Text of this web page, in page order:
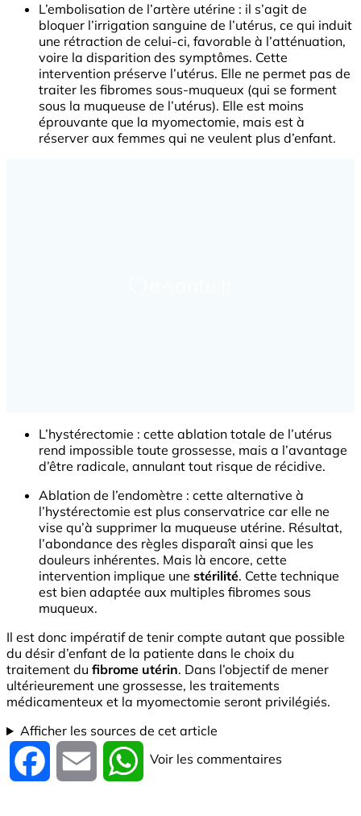
L’embolisation de l’artère utérine : il s’agit de
bloquer l’irrigation sanguine de l’utérus, ce qui induit
une rétraction de celui-ci, favorable à l’atténuation,
voire la disparition des symptômes. Cette
intervention préserve l’utérus. Elle ne permet pas de
traiter les fibromes sous-muqueux (qui se forment
sous la muqueuse de l’utérus). Elle est moins
éprouvante que la myomectomie, mais est à
réserver aux femmes qui ne veulent plus d’enfant.
L’hystérectomie : cette ablation totale de l’utérus
rend impossible toute grossesse, mais a l’avantage
d’être radicale, annulant tout risque de récidive.
Ablation de l’endomètre : cette alternative à
l’hystérectomie est plus conservatrice car elle ne
vise qu’à supprimer la muqueuse utérine. Résultat,
l’abondance des règles disparaît ainsi que les
douleurs inhérentes. Mais là encore, cette
intervention implique une stérilité. Cette technique
est bien adaptée aux multiples fibromes sous
muqueux.
Il est donc impératif de tenir compte autant que possible
du désir d’enfant de la patiente dans le choix du
traitement du fibrome utérin. Dans l’objectif de mener
ultérieurement une grossesse, les traitements
médicamenteux et la myomectomie seront privilégiés.
Afficher les sources de cet article
Facebook Email WhatsApp
Voir les commentaires